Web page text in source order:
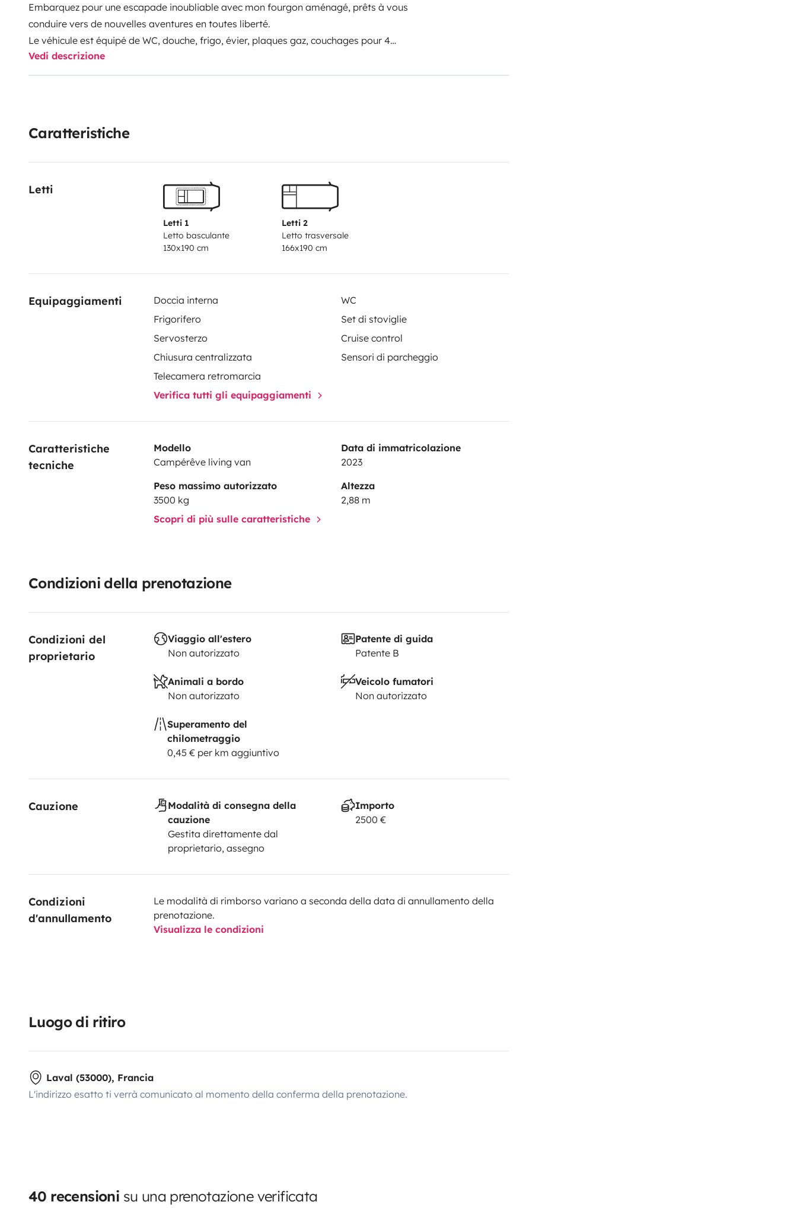
Embarquez pour une escapade inoubliable avec mon fourgon aménagé, prêts à vous
conduire vers de nouvelles aventures en toutes liberté.
Le véhicule est équipé de WC, douche, frigo, évier, plaques gaz, couchages pour 4
personnes, store extérieur, panneau solaire, 4 chaises et 1 table pour l'extérieur.
Nécessaire de vaisselle pour 4 personnes et ustensiles de cuisine
Régulateur de vitesse
Equiper d’un attelage pour porte-vélo ou remorque
Au départ du véhicule, vous partirez avec le plein de gasoil et le plein d’eau propre et
le retour du véhicule se fera avec le plein de gasoil et les eaux propres et usées vides.
Vedi descrizione
Caratteristiche
Letti
Letti 1
Letto basculante
130x190 cm
Letti 2
Letto trasversale
166x190 cm
Equipaggiamenti Doccia interna
WC
Frigorifero
Set di stoviglie
Servosterzo
Cruise control
Chiusura centralizzata
Sensori di parcheggio
Telecamera retromarcia
Verifica tutti gli equipaggiamenti
Caratteristiche
tecniche
Modello
Campérêve living van
Data di immatricolazione
2023
Peso massimo autorizzato
3500 kg
Altezza
2,88 m
Scopri di più sulle caratteristiche
Condizioni della prenotazione
Condizioni del
proprietario
Viaggio all'estero
Non autorizzato
Patente di guida
Patente B
Animali a bordo
Non autorizzato
Veicolo fumatori
Non autorizzato
Superamento del
chilometraggio
0,45 € per km aggiuntivo
Cauzione
Modalità di consegna della
cauzione
Gestita direttamente dal
proprietario, assegno
Importo
2500 €
Condizioni
d'annullamento
Le modalità di rimborso variano a seconda della data di annullamento della
prenotazione.
Visualizza le condizioni
Luogo di ritiro
Laval (53000), Francia
L'indirizzo esatto ti verrà comunicato al momento della conferma della prenotazione.
40 recensioni su una prenotazione verificata